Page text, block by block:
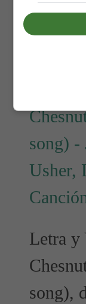
Leer
song) -
Usher,
Letra y
song),